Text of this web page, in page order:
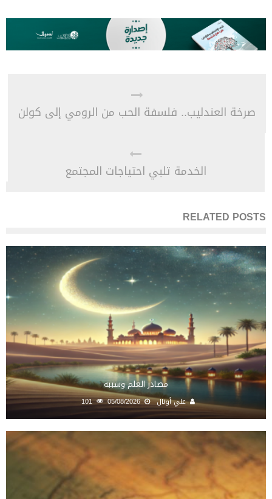
صرخة العندليب.. فلسفة الحب من الرومي إلى كولن
الخدمة تلبي احتياجات المجتمع
RELATED POSTS
مصادر العلم وسببه
علي أونال 05/08/2026
101